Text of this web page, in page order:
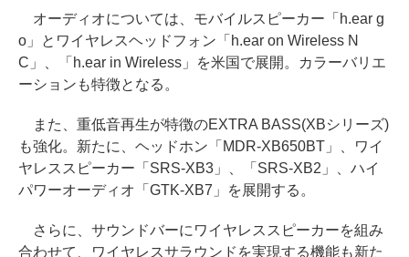
オーディオについては、モバイルスピーカー「h.ear g
o」とワイヤレスヘッドフォン「h.ear on Wireless N
C」、「h.ear in Wireless」を米国で展開。カラーバリエ
ーションも特徴となる。
また、重低音再生が特徴のEXTRA BASS(XBシリーズ)
も強化。新たに、ヘッドホン「MDR-XB650BT」、ワイ
ヤレススピーカー「SRS-XB3」、「SRS-XB2」、ハイ
パワーオーディオ「GTK-XB7」を展開する。
さらに、サウンドバーにワイヤレススピーカーを組み
合わせて、ワイヤレスサラウンドを実現する機能も新た